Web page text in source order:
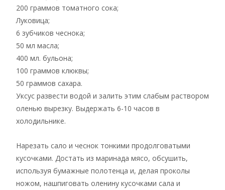
200 граммов томатного сока;
Луковица;
6 зубчиков чеснока;
50 мл масла;
400 мл. бульона;
100 граммов клюквы;
50 граммов сахара.
Уксус развести водой и залить этим слабым раствором
оленью вырезку. Выдержать 6-10 часов в
холодильнике.
Нарезать сало и чеснок тонкими продолговатыми
кусочками. Достать из маринада мясо, обсушить,
используя бумажные полотенца и, делая проколы
ножом, нашпиговать оленину кусочками сала и